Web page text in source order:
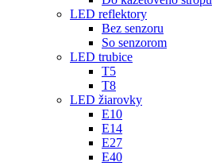
LED reflektory
Bez senzoru
So senzorom
LED trubice
T5
T8
LED žiarovky
E10
E14
E27
E40